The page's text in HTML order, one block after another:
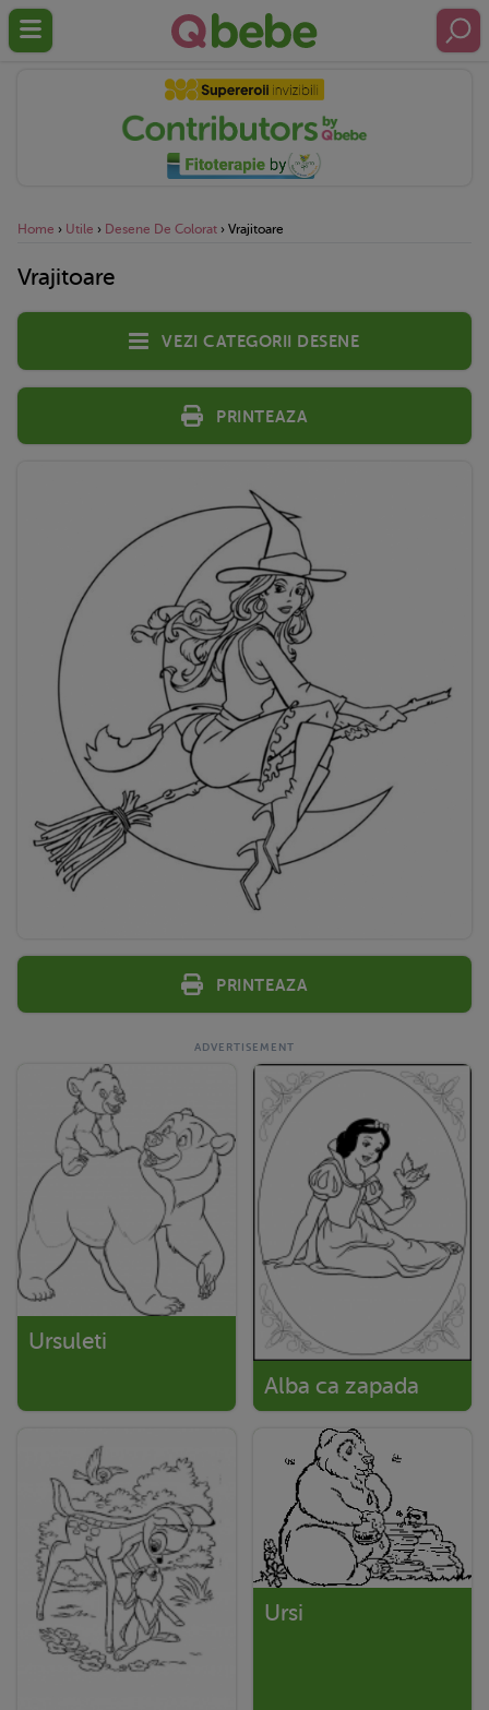
Home › Utile › Desene De Colorat › Vrajitoare
Vrajitoare
Vezi categorii desene
Printeaza
Printeaza
Ursuleti
Alba ca zapada
Ursi